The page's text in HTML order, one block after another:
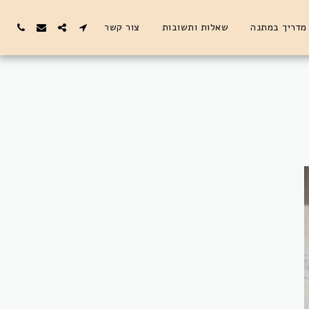
מדריך במתנה שאלות ותשובות צור קשר